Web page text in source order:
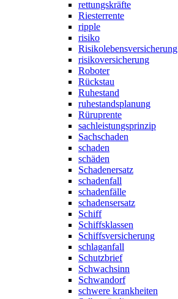
rettungskräfte
Riesterrente
ripple
risiko
Risikolebensversicherung
risikoversicherung
Roboter
Rückstau
Ruhestand
ruhestandsplanung
Rüruprente
sachleistungsprinzip
Sachschaden
schaden
schäden
Schadenersatz
schadenfall
schadenfälle
schadensersatz
Schiff
Schiffsklassen
Schiffsversicherung
schlaganfall
Schutzbrief
Schwachsinn
Schwandorf
schwere krankheiten